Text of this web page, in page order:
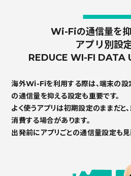
Wi-Fiの通信量を
アプリ別設
REDUCE WI-FI DATA
海外Wi-Fiを利用する際は、端末の設
の通信量を抑える設定も重要です。
よく使うアプリは初期設定のままだと
消費する場合があります。
出発前にアプリごとの通信量設定も見